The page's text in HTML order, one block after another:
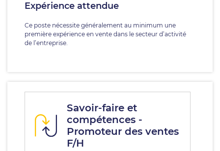
Expérience attendue
Ce poste nécessite généralement au minimum une
première expérience en vente dans le secteur d’activité
de l’entreprise.
Savoir-faire et
compétences -
Promoteur des ventes
F/H